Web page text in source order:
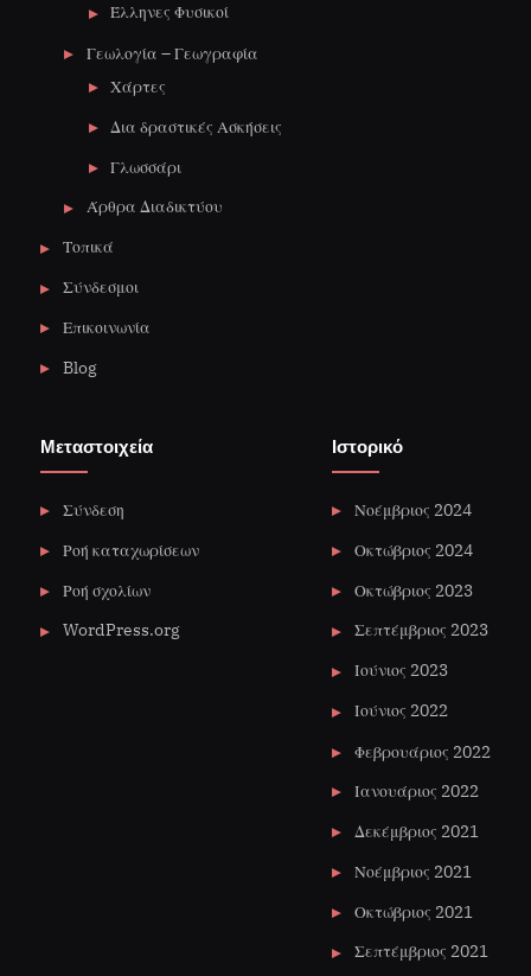
Έλληνες Φυσικοί
Γεωλογία – Γεωγραφία
Χάρτες
Δια δραστικές Ασκήσεις
Γλωσσάρι
Άρθρα Διαδικτύου
Τοπικά
Σύνδεσμοι
Επικοινωνία
Blog
Μεταστοιχεία
Σύνδεση
Ροή καταχωρίσεων
Ροή σχολίων
WordPress.org
Ιστορικό
Νοέμβριος 2024
Οκτώβριος 2024
Οκτώβριος 2023
Σεπτέμβριος 2023
Ιούνιος 2023
Ιούνιος 2022
Φεβρουάριος 2022
Ιανουάριος 2022
Δεκέμβριος 2021
Νοέμβριος 2021
Οκτώβριος 2021
Σεπτέμβριος 2021